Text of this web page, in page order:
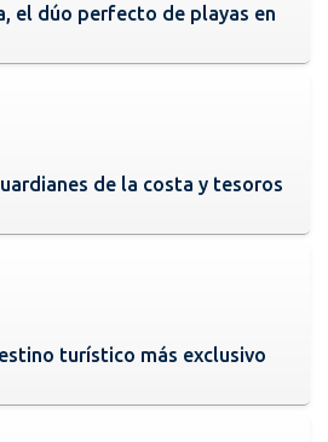
el dúo perfecto de playas en
de la costa y tesoros
turístico más exclusivo